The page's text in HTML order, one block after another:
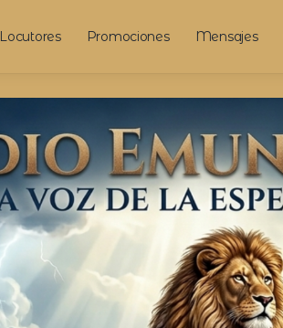
Locutores Promociones Mensajes